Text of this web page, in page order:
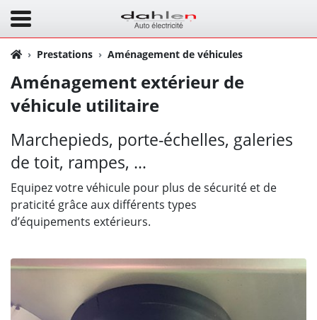
Prestations Aménagement de véhicules
Aménagement extérieur de
véhicule utilitaire
Marchepieds, porte-échelles, galeries
de toit, rampes, …
Equipez votre véhicule pour plus de sécurité et de
praticité grâce aux différents types
d’équipements extérieurs.